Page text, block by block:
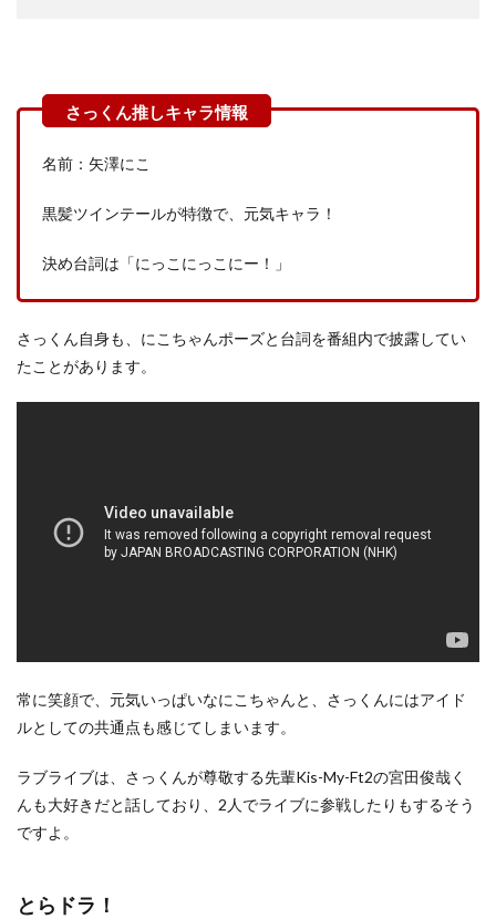
名前：矢澤にこ
黒髪ツインテールが特徴で、元気キャラ！
決め台詞は「にっこにっこにー！」
さっくん自身も、にこちゃんポーズと台詞を番組内で披露してい
たことがあります。
常に笑顔で、元気いっぱいなにこちゃんと、さっくんにはアイド
ルとしての共通点も感じてしまいます。
ラブライブは、さっくんが尊敬する先輩Kis-My-Ft2の宮田俊哉く
んも大好きだと話しており、2人でライブに参戦したりもするそう
ですよ。
とらドラ！